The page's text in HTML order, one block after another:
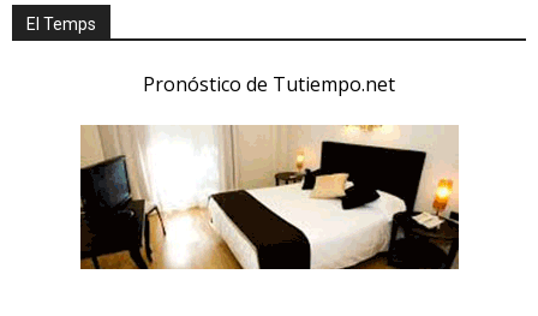
El Temps
Pronóstico de Tutiempo.net